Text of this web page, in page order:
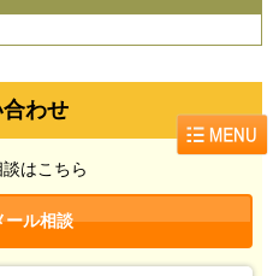
わせ
はこちら
ール相談